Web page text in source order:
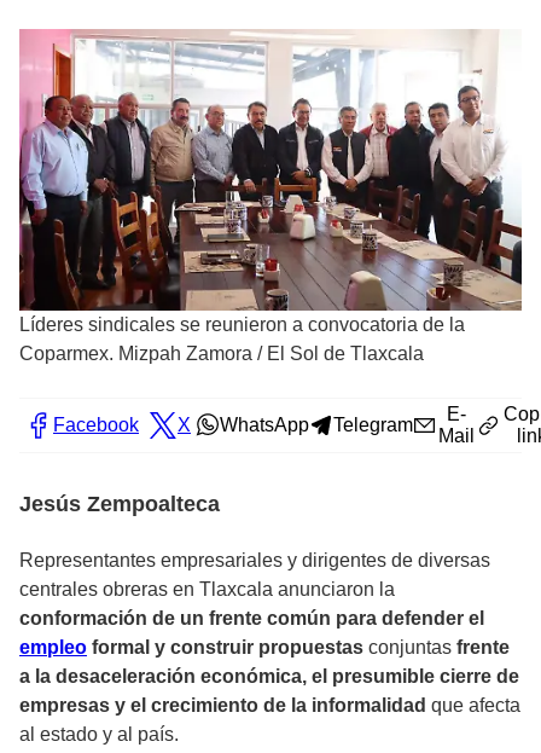
Líderes sindicales se reunieron a convocatoria de la
Coparmex. Mizpah Zamora / El Sol de Tlaxcala
Facebook X WhatsApp Telegram
E-
Mail
Jesús Zempoalteca
Representantes empresariales y dirigentes de diversas
centrales obreras en Tlaxcala anunciaron la
conformación de un frente común para defender el
empleo formal y construir propuestas conjuntas frente
a la desaceleración económica, el presumible cierre de
empresas y el crecimiento de la informalidad que afecta
al estado y al país.